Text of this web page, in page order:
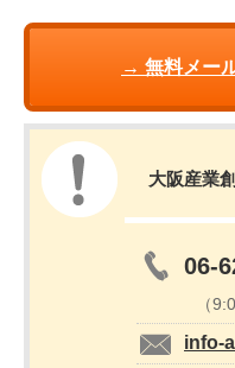
→ 無料メー
大阪産業
06-
（
info-